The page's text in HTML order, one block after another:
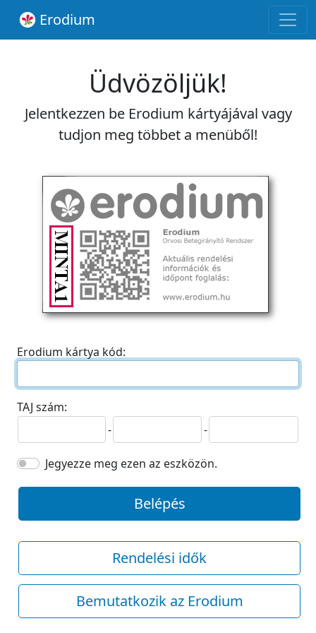
Erodium
Üdvözöljük!
Jelentkezzen be Erodium kártyájával vagy
tudjon meg többet a menüből!
Erodium kártya kód:
TAJ szám:
-
-
Jegyezze meg ezen az eszközön.
Belépés
Rendelési idők
Bemutatkozik az Erodium